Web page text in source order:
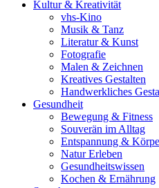
Kultur & Kreativität
vhs-Kino
Musik & Tanz
Literatur & Kunst
Fotografie
Malen & Zeichnen
Kreatives Gestalten
Handwerkliches
Gesundheit
Bewegung & Fitness
Souverän im Alltag
Entspannung &
Natur Erleben
Gesundheitswissen
Kochen & Ernährung